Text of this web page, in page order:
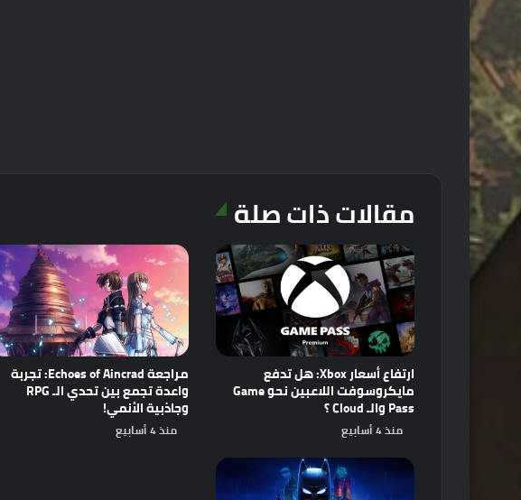
مقالات ذات صلة
ارتفاع أسعار Xbox: هل تدفع
مايكروسوفت اللاعبين نحو Game
Pass والـ Cloud ؟
منذ 4 أسابيع
مراجعة Echoes of Aincrad: تجربة
واعدة تجمع بين تحدي الـ RPG
وجاذبية الأنمي!
منذ 4 أسابيع